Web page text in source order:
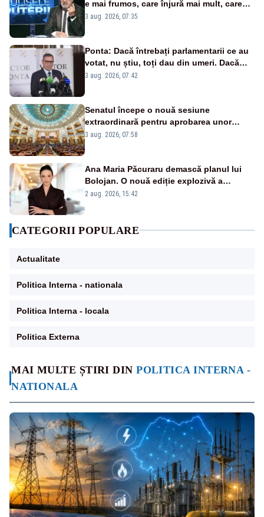
MAI MULTE ȘTIRI DINPOLITICA INTERNA -
NATIONALA
e mai frumos, care înjură mai mult, care
țipă mai tare, ci pe proiecte”
3 aug. 2026, 07:35
Ponta: Dacă întrebați parlamentarii ce au
votat, nu știu, toți dau din umeri. Dacă
întrebi de ce au votat pro sau contra, o să
3 aug. 2026, 07:42
Senatul începe o nouă sesiune
extraordinară pentru aprobarea unor
jaloane din PNRR
3 aug. 2026, 07:58
Ana Maria Păcuraru demască planul lui
Bolojan. O nouă ediție explozivă a
emisiunii „Miza Zilei” la Realitatea PLUS
2 aug. 2026, 15:42
CATEGORII POPULARE
Actualitate
Politica Interna - nationala
Politica Interna - locala
Politica Externa